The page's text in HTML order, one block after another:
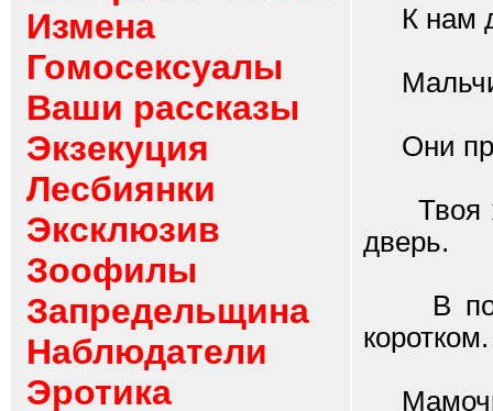
Измена
Гомосексуалы
Ваши рассказы
Экзекуция
Лесбиянки
Эксклюзив
Зоофилы
Запредельщина
Наблюдатели
Эротика
К нам
Они
Твоя
дверь.
В